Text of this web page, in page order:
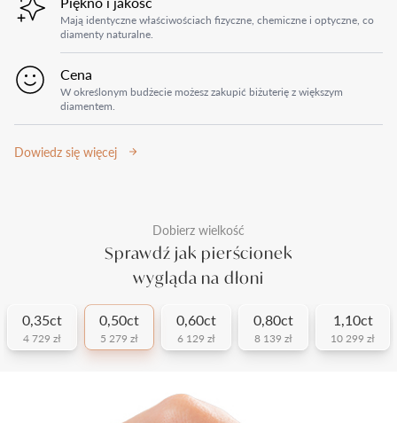
Mają identyczne właściwościach fizyczne, chemiczne i optyczne, co
diamenty naturalne.
Cena
W określonym budżecie możesz zakupić biżuterię z większym
diamentem.
Dowiedz się więcej
Dobierz wielkość
Sprawdź jak pierścionek
wygląda na dłoni
0,35ct
4 729 zł
0,50ct
5 279 zł
0,60ct
6 129 zł
0,80ct
8 139 zł
1,10ct
10 299 zł